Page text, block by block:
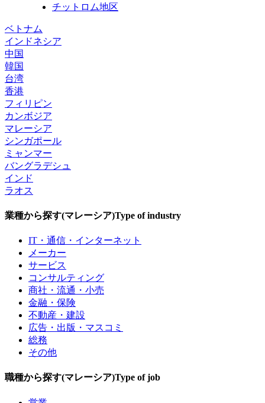
チットロム地区
ベトナム
インドネシア
中国
韓国
台湾
香港
フィリピン
カンボジア
マレーシア
シンガポール
ミャンマー
バングラデシュ
インド
ラオス
業種から探す(マレーシア)Type of industry
IT・通信・インターネット
メーカー
サービス
コンサルティング
商社・流通・小売
金融・保険
不動産・建設
広告・出版・マスコミ
総務
その他
職種から探す(マレーシア)Type of job